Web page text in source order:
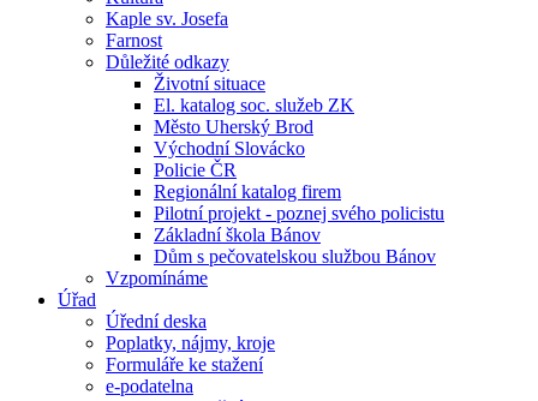
Kaple sv. Josefa
Farnost
Důležité odkazy
Životní situace
El. katalog soc. služeb ZK
Město Uherský Brod
Východní Slovácko
Policie ČR
Regionální katalog firem
Pilotní projekt - poznej svého policistu
Základní škola Bánov
Dům s pečovatelskou službou Bánov
Vzpomínáme
Úřad
Úřední deska
Poplatky, nájmy, kroje
Formuláře ke stažení
e-podatelna